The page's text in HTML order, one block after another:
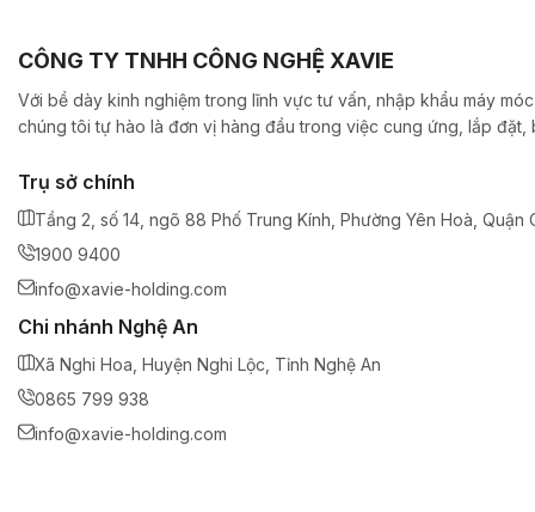
TẠI NGHỆ AN – GIẢI
PHÁP TOÀN DIỆN
TỪ XAVIE
CÔNG TY TNHH CÔNG NGHỆ XAVIE
Với bề dày kinh nghiệm trong lĩnh vực tư vấn, nhập khẩu máy
chúng tôi tự hào là đơn vị hàng đầu trong việc cung ứng, lắp đặt,
Trụ sở chính
Tầng 2, số 14, ngõ 88 Phố Trung Kính, Phường Yên Hoà, Quận
1900 9400
info@xavie-holding.com
Chi nhánh Nghệ An
Xã Nghi Hoa, Huyện Nghi Lộc, Tỉnh Nghệ An
0865 799 938
info@xavie-holding.com